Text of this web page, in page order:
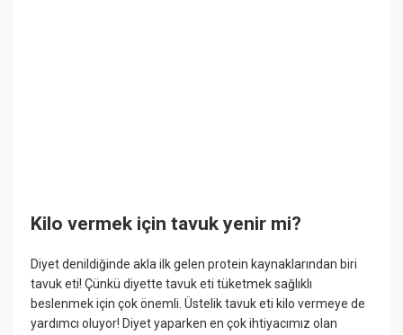
Kilo vermek için tavuk yenir mi?
Diyet denildiğinde akla ilk gelen protein kaynaklarından biri
tavuk eti! Çünkü diyette tavuk eti tüketmek sağlıklı
beslenmek için çok önemli. Üstelik tavuk eti kilo vermeye de
yardımcı oluyor! Diyet yaparken en çok ihtiyacımız olan